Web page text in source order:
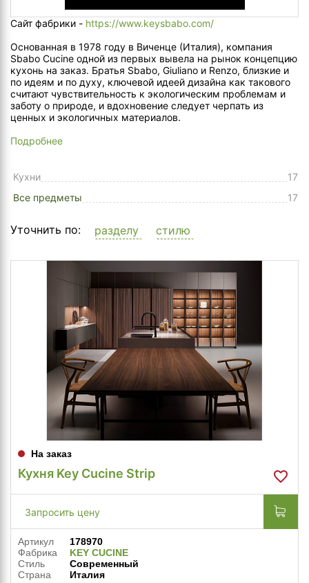
Сайт фабрики - https://www.keysbabo.com/
Основанная в 1978 году в Виченце (Италия), компания
Sbabo Cucine одной из первых вывела на рынок концепцию
кухонь на заказ. Братья Sbabo, Giuliano и Renzo, близкие и
по идеям и по духу, ключевой идеей дизайна как такового
считают чувствительность к экологическим проблемам и
заботу о природе, и вдохновение следует черпать из
ценных и экологичных материалов.
Подробнее
Кухни
17
Все предметы
17
Уточнить по: разделу стилю
На заказ
Кухня Key Cucine Strip
Запросить цену
Артикул
178970
Фабрика
KEY CUCINE
Стиль
Современный
Страна
Италия